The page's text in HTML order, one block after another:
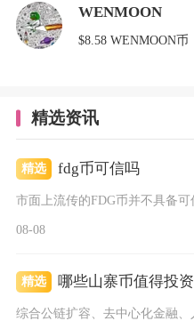
WENMOON
$8.58 WENMOON币
精选资讯
精选 fdg币可信吗
08-08
精选 哪些山寨币值得投资